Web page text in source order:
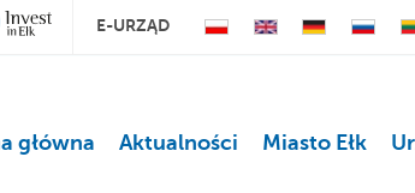
E-URZĄD
główna Aktualności Miasto Ełk